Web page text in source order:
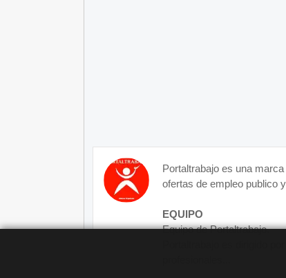
Portaltrabajo es una
ofertas de empleo publico
EQUIPO
Equipo de Portaltrabajo.